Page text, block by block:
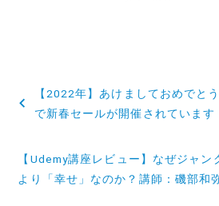
稿
ビ
【2022年】あけましておめでと
で新春セールが開催されています
【Udemy講座レビュー】なぜジャン
より「幸せ」なのか？講師：磯部和